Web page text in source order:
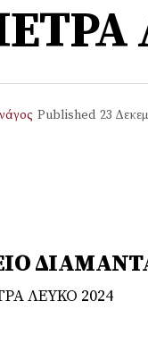
Published 23
ΛΕΥΚΟ 2024